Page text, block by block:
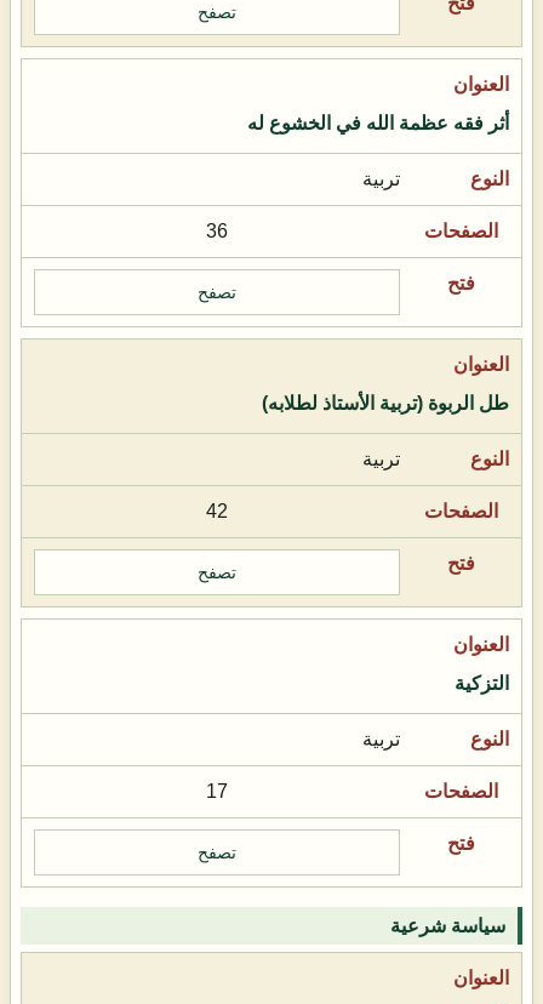
تصفح
أثر فقه عظمة الله في الخشوع له
تربية
36
تصفح
طل الربوة (تربية الأستاذ لطلابه)
تربية
42
تصفح
التزكية
تربية
17
تصفح
سياسة شرعية